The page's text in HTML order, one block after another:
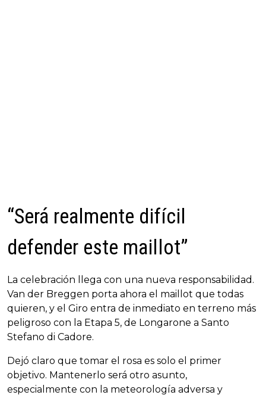
“Será realmente difícil
defender este maillot”
La celebración llega con una nueva responsabilidad.
Van der Breggen porta ahora el maillot que todas
quieren, y el Giro entra de inmediato en terreno más
peligroso con la Etapa 5, de Longarone a Santo
Stefano di Cadore.
Dejó claro que tomar el rosa es solo el primer
objetivo. Mantenerlo será otro asunto,
especialmente con la meteorología adversa y